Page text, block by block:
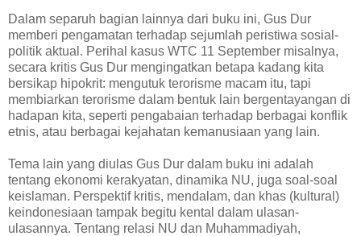
Dalam separuh bagian lainnya dari buku ini, Gus Dur
memberi pengamatan terhadap sejumlah peristiwa sosial-
politik aktual. Perihal kasus WTC 11 September misalnya,
secara kritis Gus Dur mengingatkan betapa kadang kita
bersikap hipokrit: mengutuk terorisme macam itu, tapi
membiarkan terorisme dalam bentuk lain bergentayangan di
hadapan kita, seperti pengabaian terhadap berbagai konflik
etnis, atau berbagai kejahatan kemanusiaan yang lain.
Tema lain yang diulas Gus Dur dalam buku ini adalah
tentang ekonomi kerakyatan, dinamika NU, juga soal-soal
keislaman. Perspektif kritis, mendalam, dan khas (kultural)
keindonesiaan tampak begitu kental dalam ulasan-
ulasannya. Tentang relasi NU dan Muhammadiyah,